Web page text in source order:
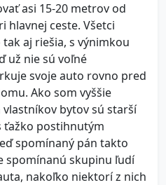
asi 15-20 metrov od
hlavnej ceste. Všetci
aj riešia, s výnimkou
už nie sú voľné
svoje auto rovno pred
Ako som vyššie
bytov sú starší
ťažko postihnutým
spomínaný pán takto
spomínanú skupinu ľudí
nakoľko niektorí z nich